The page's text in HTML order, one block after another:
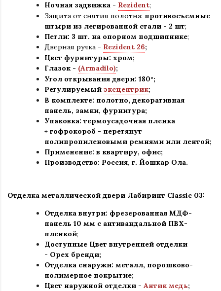
Ночная задвижка - Rezident;
Защита от снятия полотна: противосъемные
штыри из легированной стали - 2 шт;
Петли: 3 шт. на опорном подшипнике;
Дверная ручка - Rezident 26;
Цвет фурнитуры: хром;
Глазок - (Armadilo);
Угол открывания двери: 180°;
Регулируемый эксцентрик;
В комплекте: полотно, декоративная
панель, замки, фурнитура;
Упаковка: термоусадочная пленка
+ гофрокороб - перетянут
полипропиленовыми ремнями или лентой;
Применение: в квартиру, офис;
Производство: Россия, г. Йошкар Ола.
Отделка металлической двери Лабиринт Classic 03:
Отделка внутри: фрезерованная МДФ-
панель 10 мм с антивандальной ПВХ-
пленкой;
Доступные Цвет внутренней отделки
- Орех бренди;
Отделка снаружи: металл, порошково-
полимерное покрытие;
Цвет наружной отделки - Антик медь;